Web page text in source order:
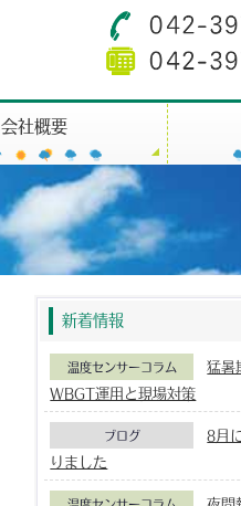
会社概要
新着情報
温度センサーコラム
猛暑
WBGT運用と現場対策
ブログ
8月
りました